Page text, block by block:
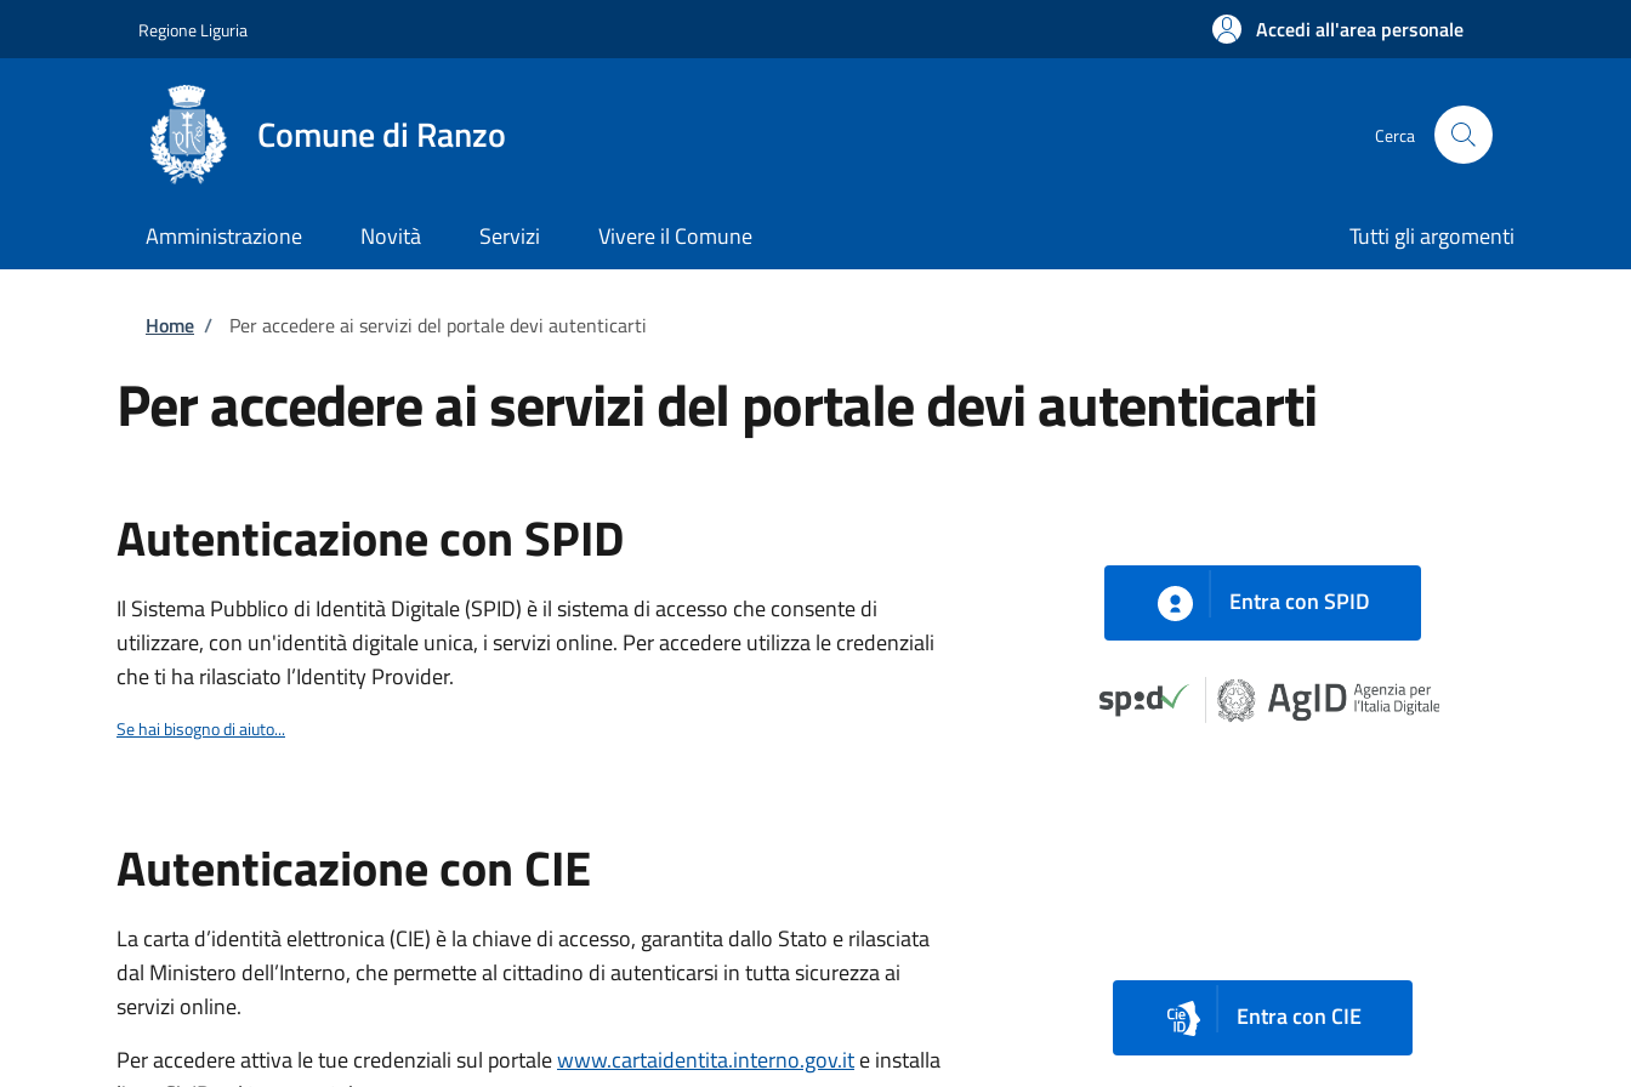
Regione Liguria Accedi all'area personale
Comune di Ranzo Cerca
Amministrazione Novità Servizi Vivere il Comune Tutti gli argomenti
Briciole di pane
Home / Per accedere ai servizi del portale devi autenticarti
Per accedere ai servizi del portale devi autenticarti
Autenticazione con SPID
Il Sistema Pubblico di Identità Digitale (SPID) è il sistema di accesso che consente di
utilizzare, con un'identità digitale unica, i servizi online. Per accedere utilizza le credenziali
che ti ha rilasciato l’Identity Provider.
Se hai bisogno di aiuto...
Entra con SPID
Autenticazione con CIE
La carta d’identità elettronica (CIE) è la chiave di accesso, garantita dallo Stato e rilasciata
dal Ministero dell’Interno, che permette al cittadino di autenticarsi in tutta sicurezza ai
servizi online.
Per accedere attiva le tue credenziali sul portalewww.cartaidentita.interno.gov.ite installa
Entra con CIE